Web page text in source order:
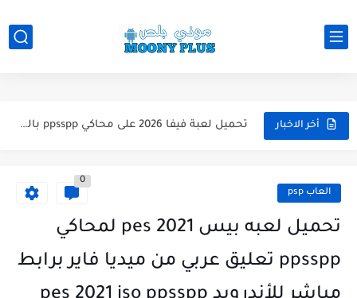
أخر الاخبار تحميل لعبة بيس 2026 على محاكي ppsspp بالتعليق العربي للاندرويد...
تحميل لعبة Total Football مهكرة 2025 اخر اصدار للأندرويد لعبة...
تحميل لعبة دريم ليج الأهلي و الزمالك 2025 التحديث الجديد...
العاب psp
0
تحميل لعبه بيس pes 2021 لمحاكي
ppsspp تعليق عربي من ميديا فاير برابط